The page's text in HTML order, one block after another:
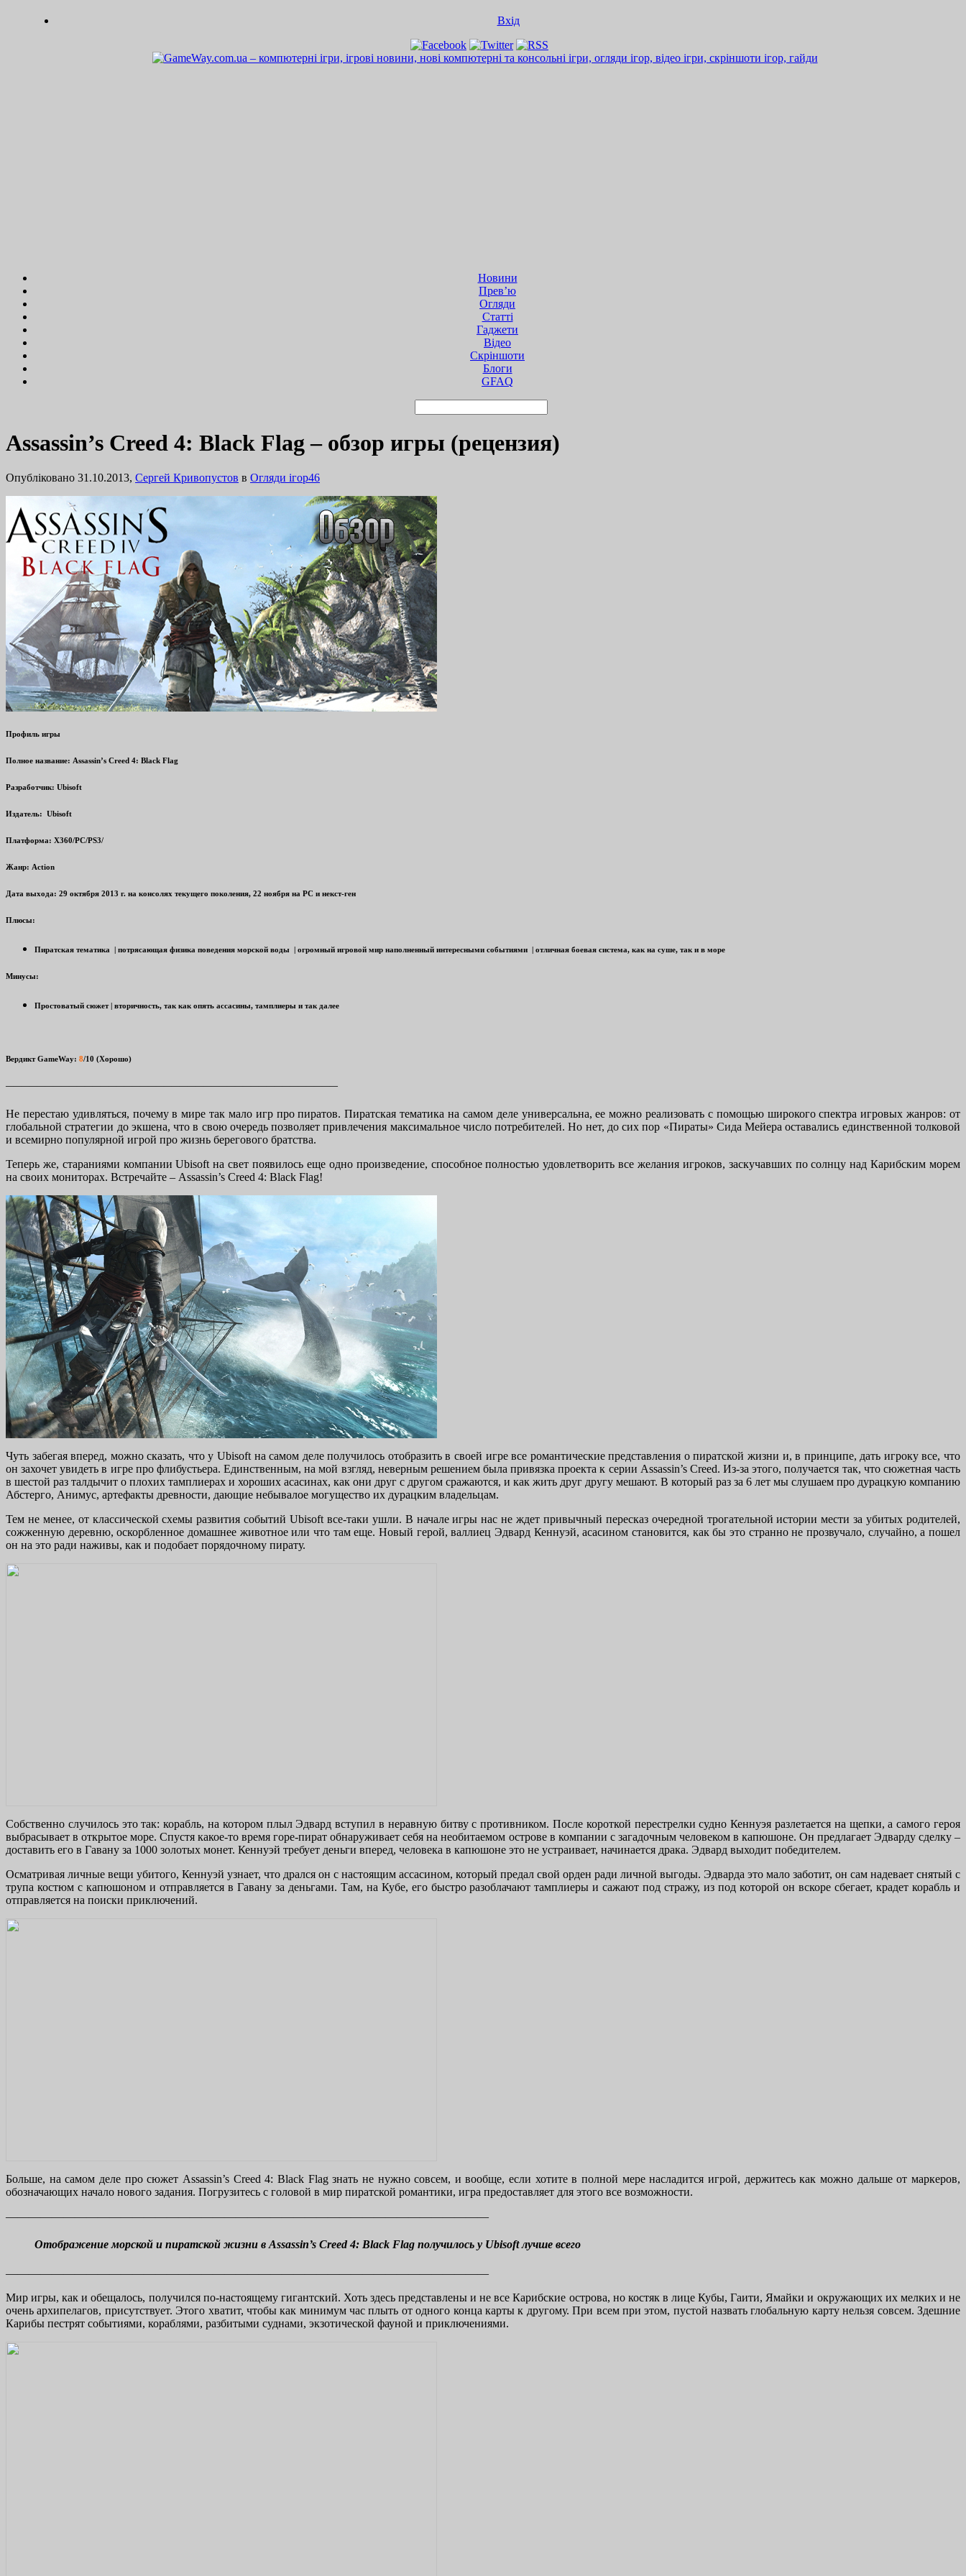
Вхід
Новини
Прев’ю
Огляди
Статті
Гаджети
Відео
Cкріншоти
Блоги
GFAQ
Assassin’s Creed 4: Black Flag – обзор игры (рецензия)
Опубліковано 31.10.2013, Сергей Кривопустов в Огляди ігор46
Профиль игры
Полное название: Assassin’s Creed 4: Black Flag
Разработчик: Ubisoft
Издатель: Ubisoft
Платформа: X360/PC/PS3/
Жанр: Action
Дата выхода: 29 октября 2013 г. на консолях текущего поколения, 22 ноября на PC и некст-ген
Плюсы:
Пиратская тематика | потрясающая физика поведения морской воды | огромный игровой мир наполненный интересными событиями | отличная боевая система, как на суше, так и в море
Минусы:
Простоватый сюжет | вторичность, так как опять ассасины, тамплиеры и так далее
Вердикт GameWay: 8/10 (Хорошо)
——————————————————————————————————————————
Не перестаю удивляться, почему в мире так мало игр про пиратов. Пиратская тематика на самом деле универсальна, ее можно реализовать с помощью широкого спектра игровых жанров: от
глобальной стратегии до экшена, что в свою очередь позволяет привлечения максимальное число потребителей. Но нет, до сих пор «Пираты» Сида Мейера оставались единственной толковой
и всемирно популярной игрой про жизнь берегового братства.
Теперь же, стараниями компании Ubisoft на свет появилось еще одно произведение, способное полностью удовлетворить все желания игроков, заскучавших по солнцу над Карибским морем
на своих мониторах. Встречайте – Assassin’s Creed 4: Black Flag!
Чуть забегая вперед, можно сказать, что у Ubisoft на самом деле получилось отобразить в своей игре все романтические представления о пиратской жизни и, в принципе, дать игроку все, что
он захочет увидеть в игре про флибустьера. Единственным, на мой взгляд, неверным решением была привязка проекта к серии Assassin’s Creed. Из-за этого, получается так, что сюжетная часть
в шестой раз талдычит о плохих тамплиерах и хороших асасинах, как они друг с другом сражаются, и как жить друг другу мешают. В который раз за 6 лет мы слушаем про дурацкую компанию
Абстерго, Анимус, артефакты древности, дающие небывалое могущество их дурацким владельцам.
Тем не менее, от классической схемы развития событий Ubisoft все-таки ушли. В начале игры нас не ждет привычный пересказ очередной трогательной истории мести за убитых родителей,
сожженную деревню, оскорбленное домашнее животное или что там еще. Новый герой, валлиец Эдвард Кеннуэй, асасином становится, как бы это странно не прозвучало, случайно, а пошел
он на это ради наживы, как и подобает порядочному пирату.
Собственно случилось это так: корабль, на котором плыл Эдвард вступил в неравную битву с противником. После короткой перестрелки судно Кеннуэя разлетается на щепки, а самого героя
выбрасывает в открытое море. Спустя какое-то время горе-пират обнаруживает себя на необитаемом острове в компании с загадочным человеком в капюшоне. Он предлагает Эдварду сделку –
доставить его в Гавану за 1000 золотых монет. Кеннуэй требует деньги вперед, человека в капюшоне это не устраивает, начинается драка. Эдвард выходит победителем.
Осматривая личные вещи убитого, Кеннуэй узнает, что дрался он с настоящим ассасином, который предал свой орден ради личной выгоды. Эдварда это мало заботит, он сам надевает снятый с
трупа костюм с капюшоном и отправляется в Гавану за деньгами. Там, на Кубе, его быстро разоблачают тамплиеры и сажают под стражу, из под которой он вскоре сбегает, крадет корабль и
отправляется на поиски приключений.
Больше, на самом деле про сюжет Assassin’s Creed 4: Black Flag знать не нужно совсем, и вообще, если хотите в полной мере насладится игрой, держитесь как можно дальше от маркеров,
обозначающих начало нового задания. Погрузитесь с головой в мир пиратской романтики, игра предоставляет для этого все возможности.
——————————————————————————————————————————
Отображение морской и пиратской жизни в Assassin’s Creed 4: Black Flag получилось у Ubisoft лучше всего
——————————————————————————————————————————
Мир игры, как и обещалось, получился по-настоящему гигантский. Хоть здесь представлены и не все Карибские острова, но костяк в лице Кубы, Гаити, Ямайки и окружающих их мелких и не
очень архипелагов, присутствует. Этого хватит, чтобы как минимум час плыть от одного конца карты к другому. При всем при этом, пустой назвать глобальную карту нельзя совсем. Здешние
Карибы пестрят событиями, кораблями, разбитыми суднами, экзотической фауной и приключениями.